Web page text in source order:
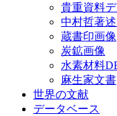
貴重資料
中村哲著
蔵書印画像
炭鉱画像
水素材料
麻生家文書
世界の文献
データベース